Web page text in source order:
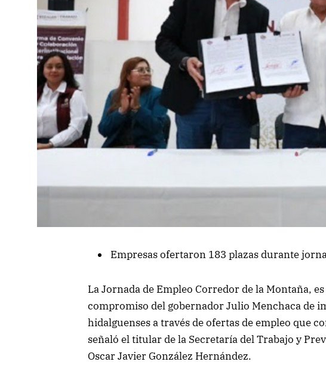
Empresas ofertaron 183 plazas durante
La Jornada de Empleo Corredor de la Montaña,
compromiso del gobernador Julio Menchaca de
hidalguenses a través de ofertas de empleo que
señaló el titular de la Secretaría del Trabajo y
Oscar Javier González Hernández.